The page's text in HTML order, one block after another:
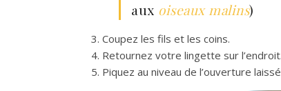
aux oiseaux malins)
3. Coupez les fils et les coins.
4. Retournez votre lingette sur l’endroit.
5. Piquez au niveau de l’ouverture